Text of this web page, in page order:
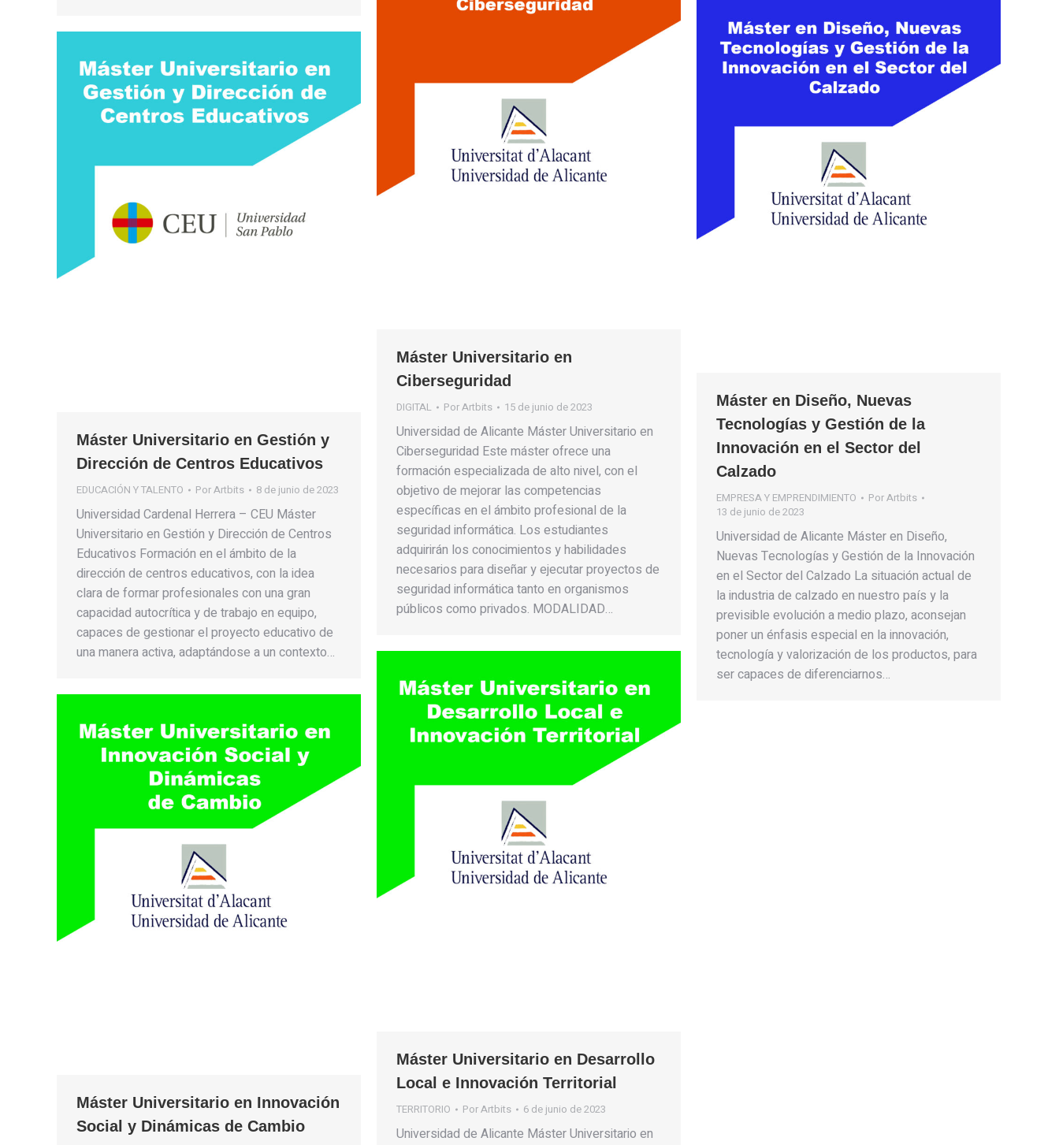
Máster Universitario en
Ciberseguridad
DIGITAL PorArtbits 15 de junio de 2023
Universidad de Alicante Máster Universitario en
Ciberseguridad Este máster ofrece una
formación especializada de alto nivel, con el
objetivo de mejorar las competencias
específicas en el ámbito profesional de la
seguridad informática. Los estudiantes
adquirirán los conocimientos y habilidades
necesarios para diseñar y ejecutar proyectos de
seguridad informática tanto en organismos
públicos como privados. MODALIDAD…
Máster en Diseño, Nuevas
Tecnologías y Gestión de la
Innovación en el Sector del
Calzado
EMPRESA Y EMPRENDIMIENTO PorArtbits
13 de junio de 2023
Universidad de Alicante Máster en Diseño,
Nuevas Tecnologías y Gestión de la Innovación
en el Sector del Calzado La situación actual de
la industria de calzado en nuestro país y la
previsible evolución a medio plazo, aconsejan
poner un énfasis especial en la innovación,
tecnología y valorización de los productos, para
ser capaces de diferenciarnos…
Máster Universitario en Gestión y
Dirección de Centros Educativos
EDUCACIÓN Y TALENTO PorArtbits 8 de junio de 2023
Universidad Cardenal Herrera – CEU Máster
Universitario en Gestión y Dirección de Centros
Educativos Formación en el ámbito de la
dirección de centros educativos, con la idea
clara de formar profesionales con una gran
capacidad autocrítica y de trabajo en equipo,
capaces de gestionar el proyecto educativo de
una manera activa, adaptándose a un contexto…
Máster Universitario en Desarrollo
Local e Innovación Territorial
TERRITORIO PorArtbits 6 de junio de 2023
Universidad de Alicante Máster Universitario en
Máster Universitario en Innovación
Social y Dinámicas de Cambio